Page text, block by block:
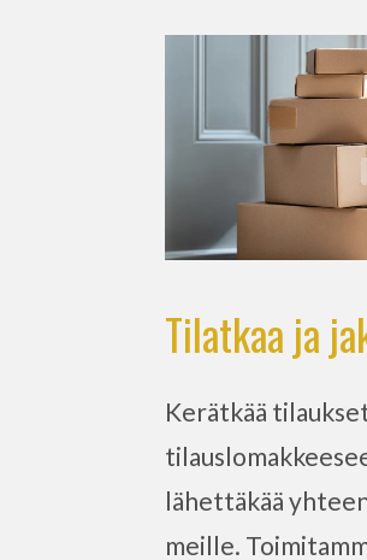
Tilatkaa ja
Kerätkää
lähettäkää
meille.